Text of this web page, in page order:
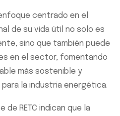
centrado en el
de su vida útil no solo es
sino que también puede
en el sector, fomentando
más sostenible y
la industria energética.
de RETC indican que la